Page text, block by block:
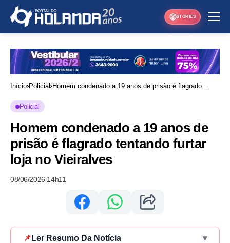
STORIES
Início Policial Homem condenado a 19 anos de prisão é flagrado
Policial
Homem condenado a 19 anos de
prisão é flagrado tentando furtar
loja no Vieiralves
08/06/2026 14h11
📌 Ler Resumo Da Notícia ▾